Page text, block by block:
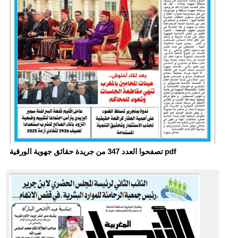
تصفحوا العدد 347 من جريدة حقائق جهوية الورقية pdf